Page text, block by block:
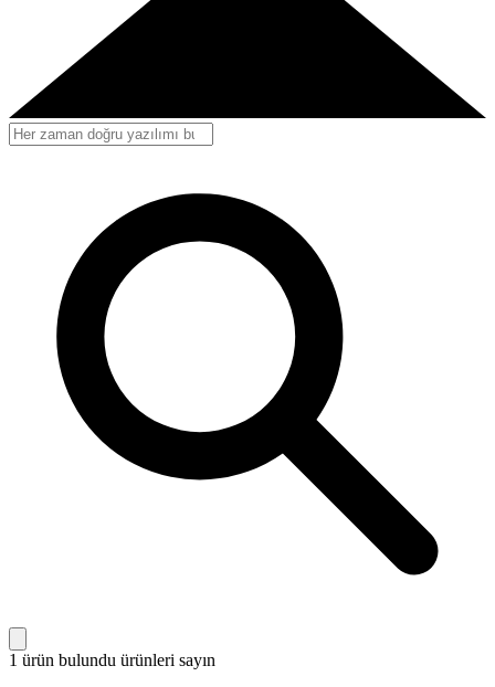
1 ürün bulundu ürünleri sayın